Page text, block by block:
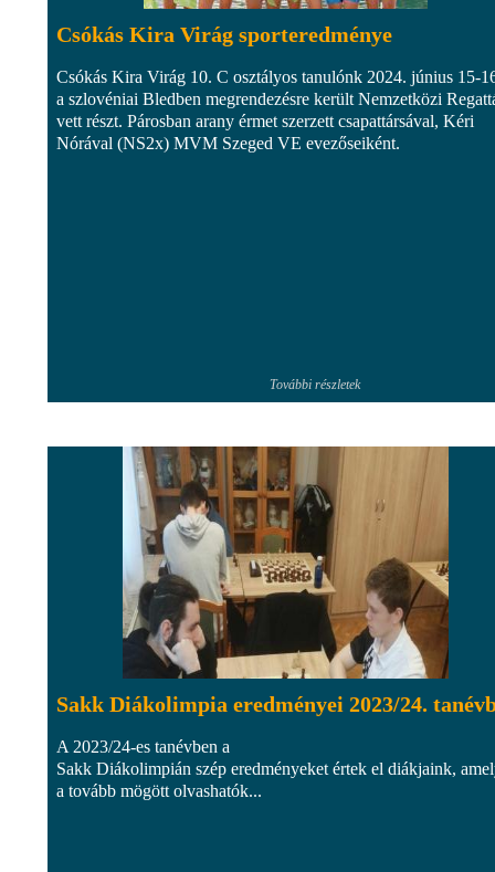
Csókás Kira Virág sporteredménye
Csókás Kira Virág 10. C osztályos tanulónk 2024. június 15-
a szlovéniai Bledben megrendezésre került Nemzetközi
vett részt. Párosban arany érmet szerzett csapattársával, Kéri
Nórával (NS2x) MVM Szeged VE evezőseiként.
További részletek
Sakk Diákolimpia eredményei 2023/24.
A 2023/24-es tanévben a
Sakk Diákolimpián szép eredményeket értek el diákjaink,
a tovább mögött olvashatók...